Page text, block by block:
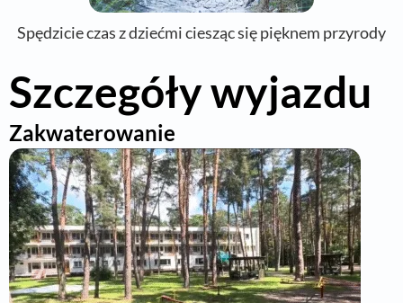
Spędzicie czas z dziećmi ciesząc się pięknem przyrody
Szczegóły wyjazdu
Zakwaterowanie